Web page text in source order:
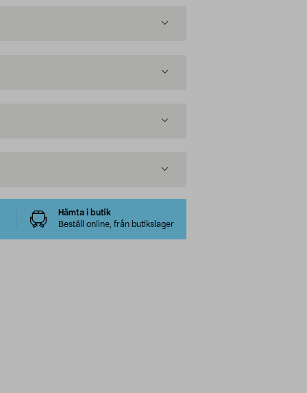
Hämta i butik
Beställ online, från butikslager